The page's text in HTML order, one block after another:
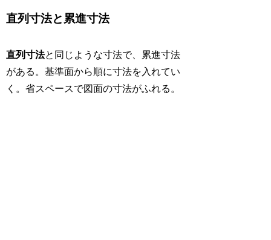
直列寸法と累進寸法
直列寸法と同じような寸法で、累進寸法
がある。基準面から順に寸法を入れてい
く。省スペースで図面の寸法がふれる。